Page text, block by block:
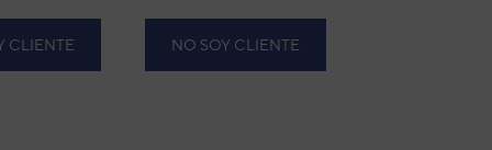
CLIENTE NO SOY CLIENTE